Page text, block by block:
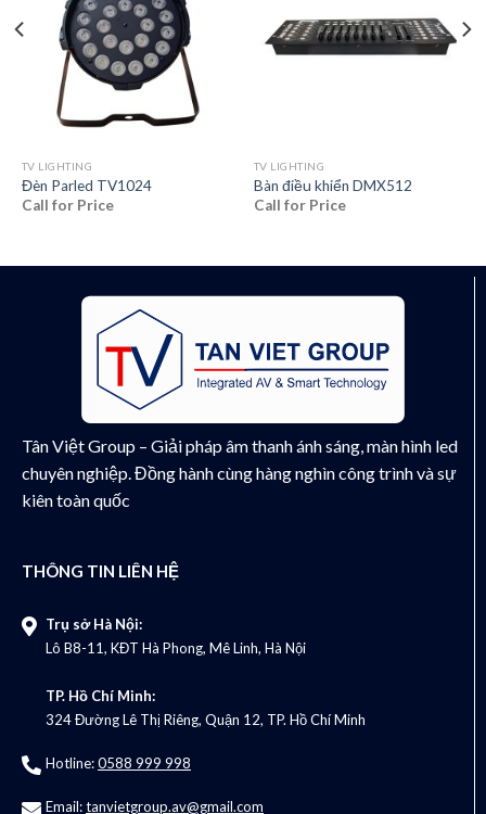
TV LIGHTING
Đèn Parled TV1024
Call for Price
TV LIGHTING
Bàn điều khiển DMX512
Call for Price
Tân Việt Group – Giải pháp âm thanh ánh sáng, màn hình led
chuyên nghiệp. Đồng hành cùng hàng nghìn công trình và sự
kiên toàn quốc
THÔNG TIN LIÊN HỆ
Trụ sở Hà Nội:
Lô B8-11, KĐT Hà Phong, Mê Linh, Hà Nội
TP. Hồ Chí Minh:
324 Đường Lê Thị Riêng, Quận 12, TP. Hồ Chí Minh
Hotline:0588 999 998
Email:tanvietgroup.av@gmail.com